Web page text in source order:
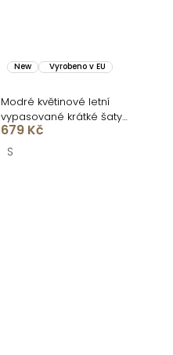
New Vyrobeno v EU
Modré květinové letní
vypasované krátké šaty
ULJANA
679 Kč
S